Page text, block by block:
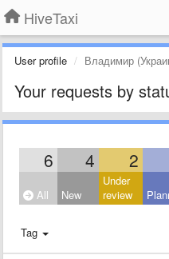
HiveTaxi
User profile Владимир
Your requests by
6 4 2
All New
Under
review
Tag